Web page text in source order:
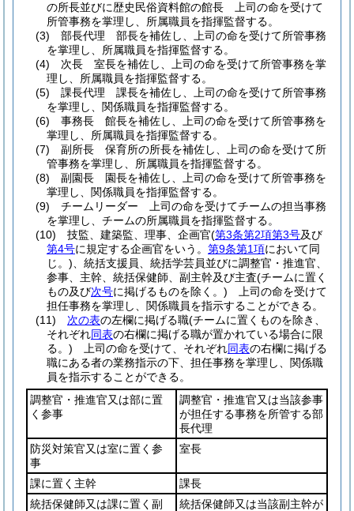
の所長並びに歴史民俗資料館の館長 上司の命を受けて
所管事務を掌理し、所属職員を指揮監督する。
(3)
部長代理 部長を補佐し、上司の命を受けて所管事務
を掌理し、所属職員を指揮監督する。
(4)
次長 室長を補佐し、上司の命を受けて所管事務を掌
理し、所属職員を指揮監督する。
(5)
課長代理 課長を補佐し、上司の命を受けて所管事務
を掌理し、関係職員を指揮監督する。
(6)
事務長 館長を補佐し、上司の命を受けて所管事務を
掌理し、所属職員を指揮監督する。
(7)
副所長 保育所の所長を補佐し、上司の命を受けて所
管事務を掌理し、所属職員を指揮監督する。
(8)
副園長 園長を補佐し、上司の命を受けて所管事務を
掌理し、関係職員を指揮監督する。
(9)
チームリーダー 上司の命を受けてチームの担当事務
を掌理し、チームの所属職員を指揮監督する。
(10)
技監、建築監、理事、企画官(第3条第2項第3号及び
第4号に規定する企画官をいう。 第9条第1項において同
じ。) 、統括支援員、統括学芸員並びに調整官・推進官、
参事、主幹、統括保健師、副主幹及び主査(チームに置く
もの及び次号に掲げるものを除く。) 上司の命を受けて
担任事務を掌理し、関係職員を指示することができる。
(11)
次の表の左欄に掲げる職(チームに置くものを除き、
それぞれ同表の右欄に掲げる職が置かれている場合に限
る。) 上司の命を受けて、それぞれ同表の右欄に掲げる
職にある者の業務指示の下、担任事務を掌理し、関係職
員を指示することができる。
調整官・推進官又は部に置
く参事
調整官・推進官又は当該参事
が担任する事務を所管する部
長代理
防災対策官又は室に置く参
事
室長
課に置く主幹
課長
統括保健師又は課に置く副
統括保健師又は当該副主幹が